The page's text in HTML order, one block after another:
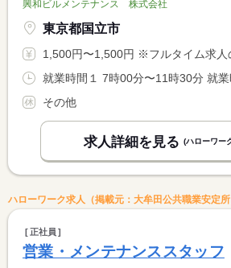
興和ビルメンテナンス 株式会社
東京都国立市
1,500円〜1,500円 ※フルタイム求人の場合は月額（換算額）、パート求
その他
求人詳細を見る (ハローワー
ハローワーク求人（掲載元：大牟田公共職業安定所
正社員
営業・メンテナンススタッフ